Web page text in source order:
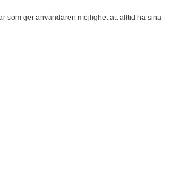
som ger användaren möjlighet att alltid ha sina